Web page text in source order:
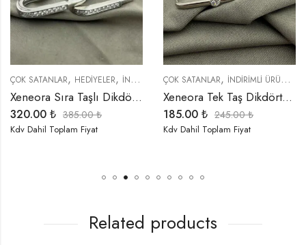
,KÜPELER,ÖZEL SERİLER , TREND ÜRÜNLER
ÇOK SATANLAR, HEDIYELER, İNDIRIMLI ÜRÜNLER ,KÜPELER,ÖZEL SERİLER
Xeneora Sıra Taşlı Dikdörtgen Gümüş Renk Küpe
320.00 ₺ 385.00₺
Kdv Dahil Toplam Fiyat
ÇOK SATANLAR, İNDIRIMLI ÜRÜNLER
Xeneora Tek Taş Dikdörtgen Küpe
185.00 ₺ 245.00₺
Kdv Dahil Toplam Fiyat
Related products